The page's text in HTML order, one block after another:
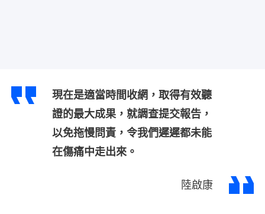
現在是適當時間收網，取得有效聽
證的最大成果，就調查提交報告，
以免拖慢問責，令我們遲遲都未能
在傷痛中走出來。
陸啟康